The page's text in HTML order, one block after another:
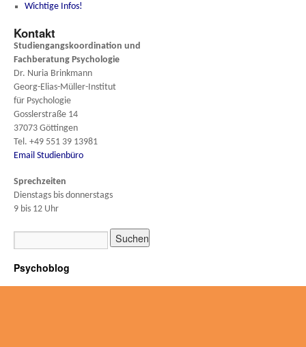
Wichtige Infos!
Kontakt
Studiengangskoordination und
Fachberatung Psychologie
Dr. Nuria Brinkmann
Georg-Elias-Müller-Institut
für Psychologie
Gosslerstraße 14
37073 Göttingen
Tel. +49 551 39 13981
Email Studienbüro
Sprechzeiten
Dienstags bis donnerstags
9 bis 12 Uhr
Psychoblog